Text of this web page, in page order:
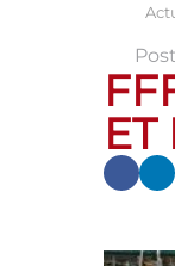
ET